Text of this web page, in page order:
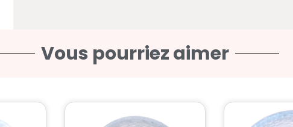
Vous pourriez aimer
produit